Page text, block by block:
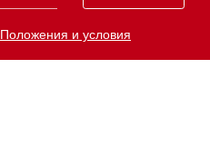
Положения и условия